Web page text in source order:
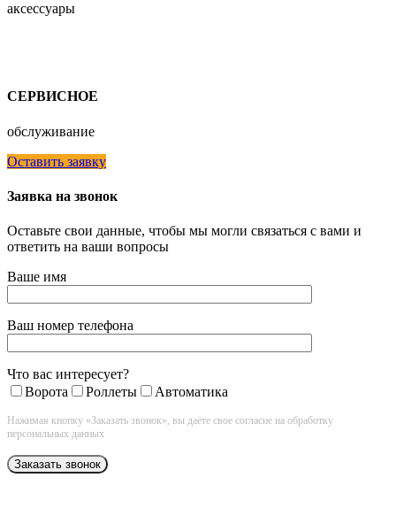
аксессуары
СЕРВИСНОЕ
обслуживание
Оставить заявку
Заявка на звонок
Оставьте свои данные, чтобы мы могли связаться с вами и
ответить на ваши вопросы
Ваше имя
Ваш номер телефона
Что вас интересует?
Ворота
Роллеты Автоматика
Нажимая кнопку «Заказать звонок», вы даёте свое согласие на обработку
персональных данных